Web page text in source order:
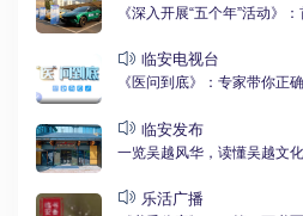
《深入开展“五个年”活动》
临安电视台
《医问到底》：专家带你正
临安发布
一览吴越风华，读懂吴越文
乐活广播